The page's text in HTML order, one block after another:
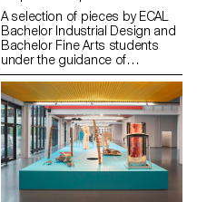
A selection of pieces by ECAL
Bachelor Industrial Design and
Bachelor Fine Arts students
under the guidance of
Christophe Guberan and
Stéphane Kropf. Exhibition
curated by John M Armleder.